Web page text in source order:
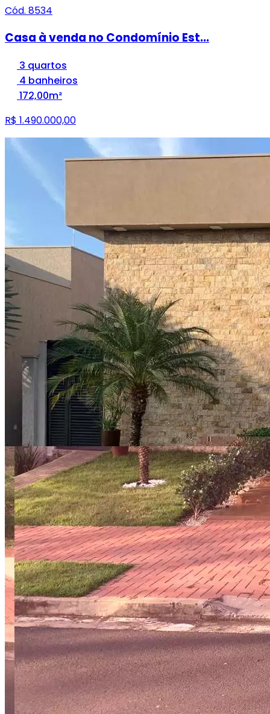
Cód. 8534
Casa à venda no Condomínio Est...
3 quartos
4 banheiros
172,00m²
R$ 1.490.000,00